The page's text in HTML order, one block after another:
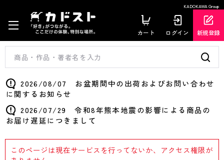
KADOKAWA Group
カート ログイン 新規登録
2026/08/07 お盆期間中の出荷およびお問い合わせ
に関するお知らせ
2026/07/29 令和8年熊本地震の影響による商品の
お届け遅延につきまして
このページは現在サービスを行ってないか、アクセス権限が